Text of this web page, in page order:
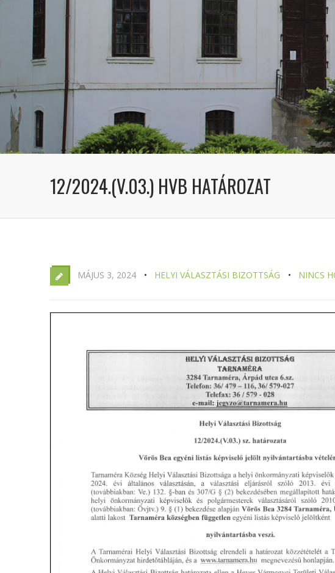
12/2024.(V.03.) HVB HATÁROZAT
MÁJUS 3, 2024 HELYI VÁLASZTÁSI BIZOTTSÁG NINCS